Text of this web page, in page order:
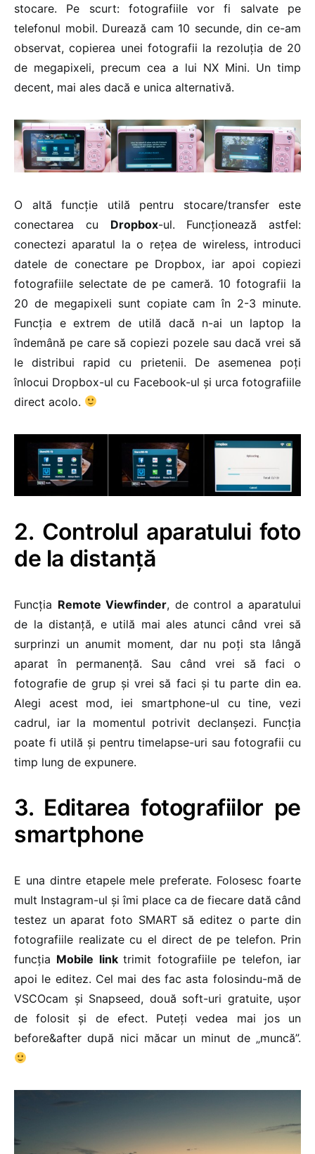
stocare. Pe scurt: fotografiile vor fi salvate pe
telefonul mobil. Durează cam 10 secunde, din ce-am
observat, copierea unei fotografii la rezoluția de 20
de megapixeli, precum cea a lui NX Mini. Un timp
decent, mai ales dacă e unica alternativă.
O altă funcție utilă pentru stocare/transfer este
conectarea cu Dropbox-ul. Funcționează astfel:
conectezi aparatul la o rețea de wireless, introduci
datele de conectare pe Dropbox, iar apoi copiezi
fotografiile selectate de pe cameră. 10 fotografii la
20 de megapixeli sunt copiate cam în 2-3 minute.
Funcția e extrem de utilă dacă n-ai un laptop la
îndemână pe care să copiezi pozele sau dacă vrei să
le distribui rapid cu prietenii. De asemenea poți
înlocui Dropbox-ul cu Facebook-ul și urca fotografiile
direct acolo.
2. Controlul aparatului foto
de la distanță
Funcția Remote Viewfinder, de control a aparatului
de la distanță, e utilă mai ales atunci când vrei să
surprinzi un anumit moment, dar nu poți sta lângă
aparat în permanență. Sau când vrei să faci o
fotografie de grup și vrei să faci și tu parte din ea.
Alegi acest mod, iei smartphone-ul cu tine, vezi
cadrul, iar la momentul potrivit declanșezi. Funcția
poate fi utilă și pentru timelapse-uri sau fotografii cu
timp lung de expunere.
3. Editarea fotografiilor pe
smartphone
E una dintre etapele mele preferate. Folosesc foarte
mult Instagram-ul și îmi place ca de fiecare dată când
testez un aparat foto SMART să editez o parte din
fotografiile realizate cu el direct de pe telefon. Prin
funcția Mobile linktrimit fotografiile pe telefon, iar
apoi le editez. Cel mai des fac asta folosindu-mă de
VSCOcam și Snapseed, două soft-uri gratuite, ușor
de folosit și de efect. Puteți vedea mai jos un
before&after după nici măcar un minut de „muncă”.